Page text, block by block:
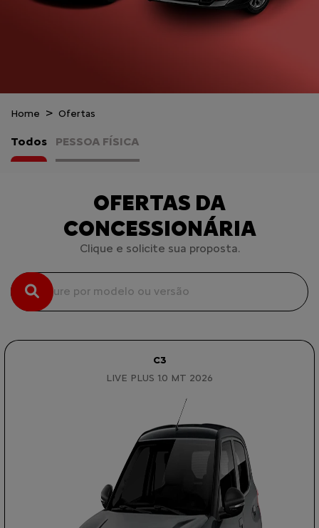
Home Ofertas
Todos PESSOA FÍSICA
OFERTAS DA
CONCESSIONÁRIA
Clique e solicite sua proposta.
C3
LIVE PLUS 1.0 MT 2026